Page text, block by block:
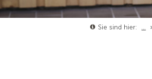
Sie sind hier: …